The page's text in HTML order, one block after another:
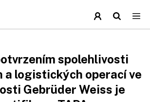
spolehlivosti
a logistických operací ve
Gebrüder Weiss je